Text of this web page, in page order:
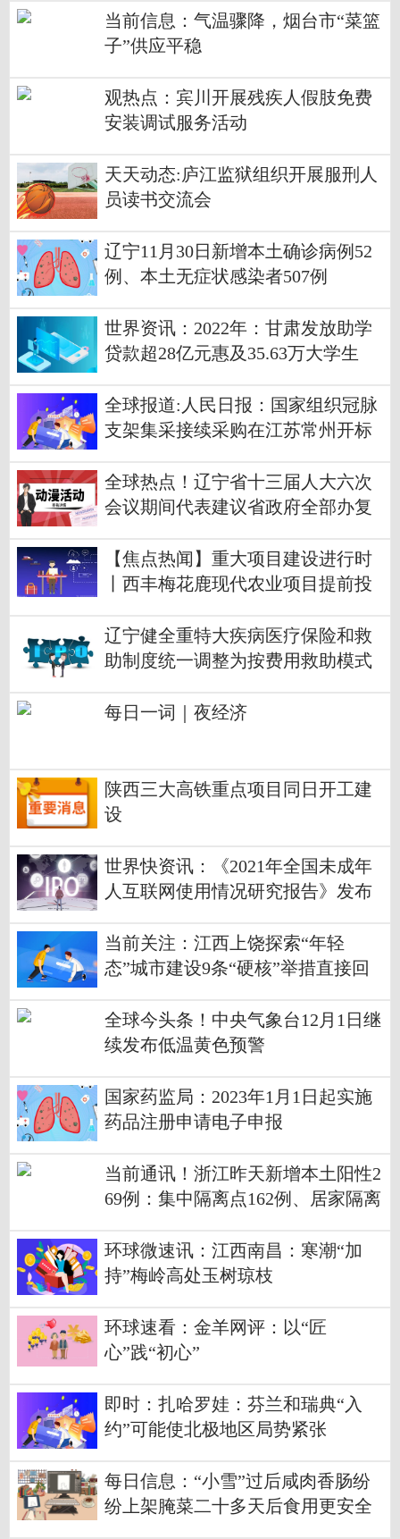
当前信息：气温骤降，烟台市“菜篮
子”供应平稳
观热点：宾川开展残疾人假肢免费
安装调试服务活动
天天动态:庐江监狱组织开展服刑人
员读书交流会
辽宁11月30日新增本土确诊病例52
例、本土无症状感染者507例
世界资讯：2022年：甘肃发放助学
贷款超28亿元惠及35.63万大学生
全球报道:人民日报：国家组织冠脉
支架集采接续采购在江苏常州开标
全球热点！辽宁省十三届人大六次
会议期间代表建议省政府全部办复
【焦点热闻】重大项目建设进行时
丨西丰梅花鹿现代农业项目提前投
辽宁健全重特大疾病医疗保险和救
助制度统一调整为按费用救助模式
每日一词｜夜经济
陕西三大高铁重点项目同日开工建
设
世界快资讯：《2021年全国未成年
人互联网使用情况研究报告》发布
当前关注：江西上饶探索“年轻
态”城市建设9条“硬核”举措直接回
全球今头条！中央气象台12月1日继
续发布低温黄色预警
国家药监局：2023年1月1日起实施
药品注册申请电子申报
当前通讯！浙江昨天新增本土阳性2
69例：集中隔离点162例、居家隔离
例、单位筛查3例、主动就诊3例
环球微速讯：江西南昌：寒潮“加
持”梅岭高处玉树琼枝
环球速看：金羊网评：以“匠
心”践“初心”
即时：扎哈罗娃：芬兰和瑞典“入
约”可能使北极地区局势紧张
每日信息：“小雪”过后咸肉香肠纷
纷上架腌菜二十多天后食用更安全